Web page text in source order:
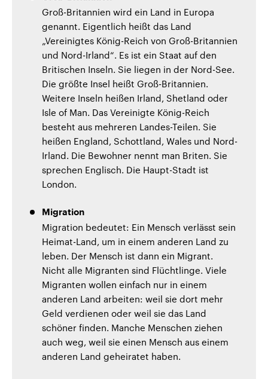
Groß-Britannien wird ein Land in Europa
genannt. Eigentlich heißt das Land
„Vereinigtes König-Reich von Groß-Britannien
und Nord-Irland“. Es ist ein Staat auf den
Britischen Inseln. Sie liegen in der Nord-See.
Die größte Insel heißt Groß-Britannien.
Weitere Inseln heißen Irland, Shetland oder
Isle of Man. Das Vereinigte König-Reich
besteht aus mehreren Landes-Teilen. Sie
heißen England, Schottland, Wales und Nord-
Irland. Die Bewohner nennt man Briten. Sie
sprechen Englisch. Die Haupt-Stadt ist
London.
Migration
Migration bedeutet: Ein Mensch verlässt sein
Heimat-Land, um in einem anderen Land zu
leben. Der Mensch ist dann ein Migrant.
Nicht alle Migranten sind Flüchtlinge. Viele
Migranten wollen einfach nur in einem
anderen Land arbeiten: weil sie dort mehr
Geld verdienen oder weil sie das Land
schöner finden. Manche Menschen ziehen
auch weg, weil sie einen Mensch aus einem
anderen Land geheiratet haben.